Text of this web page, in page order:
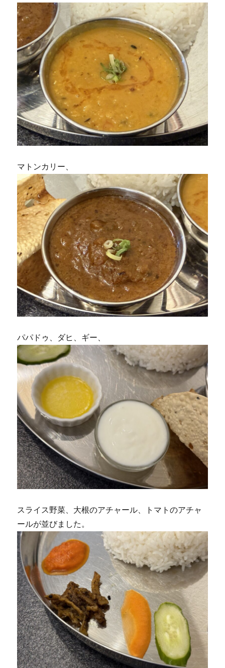
マトンカリー、
パパドゥ、ダヒ、ギー、
スライス野菜、大根のアチャール、トマトのアチャ
ールが並びました。